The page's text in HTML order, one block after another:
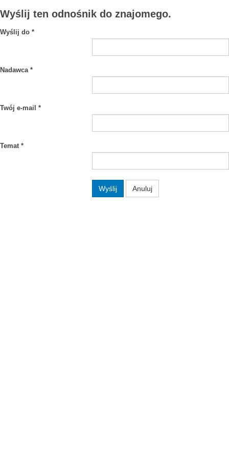
Wyślij ten odnośnik do znajomego.
Wyślij do *
Nadawca*
Twój e-mail *
Temat*
Wyślij Anuluj